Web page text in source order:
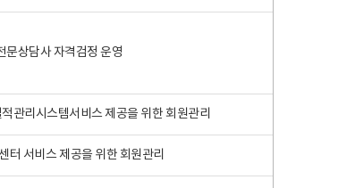
문상담사 자격검정 운영
관리시스템서비스 제공을 위한 회원관리
터 서비스 제공을 위한 회원관리